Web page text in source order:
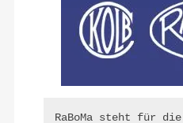
RaBoMa steht für